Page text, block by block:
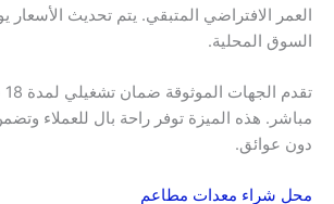
العمر الافتراضي المتبقي. يتم تحديث الأسعار
السوق المحلية.
مباشر. هذه الميزة توفر راحة بال للعملاء
دون عوائق.
محل شراء معدات مطاعم